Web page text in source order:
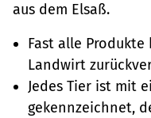
aus dem Elsaß.
Fast alle Produkte
Landwirt
Jedes Tier ist mit
gekennzeichnet,